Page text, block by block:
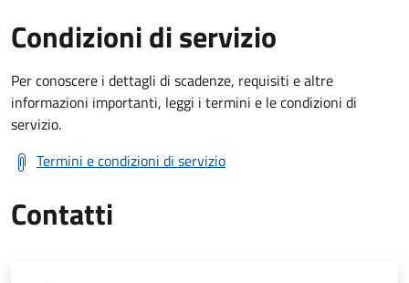
Condizioni di servizio
Per conoscere i dettagli di scadenze, requisiti e altre
informazioni importanti, leggi i termini e le condizioni di
servizio.
Termini e condizioni di servizio
Contatti